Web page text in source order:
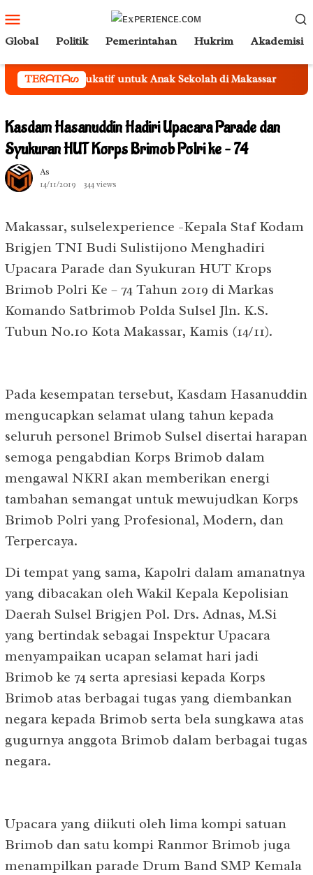
ke
kontenMobile
Global Politik Pemerintahan Hukrim Akademisi
TEᖇᗩTᗩᔕ
Edukatif untuk Anak Sekolah di Makassar Gubernur
Kasdam Hasanuddin Hadiri Upacara Parade dan
Syukuran HUT Korps Brimob Polri ke – 74
As
14/11/2019
344 views
Makassar, sulselexperience -Kepala Staf Kodam
Brigjen TNI Budi Sulistijono Menghadiri
Upacara Parade dan Syukuran HUT Krops
Brimob Polri Ke – 74 Tahun 2019 di Markas
Komando Satbrimob Polda Sulsel Jln. K.S.
Tubun No.10 Kota Makassar, Kamis (14/11).
Pada kesempatan tersebut, Kasdam Hasanuddin
mengucapkan selamat ulang tahun kepada
seluruh personel Brimob Sulsel disertai harapan
semoga pengabdian Korps Brimob dalam
mengawal NKRI akan memberikan energi
tambahan semangat untuk mewujudkan Korps
Brimob Polri yang Profesional, Modern, dan
Terpercaya.
Di tempat yang sama, Kapolri dalam amanatnya
yang dibacakan oleh Wakil Kepala Kepolisian
Daerah Sulsel Brigjen Pol. Drs. Adnas, M.Si
yang bertindak sebagai Inspektur Upacara
menyampaikan ucapan selamat hari jadi
Brimob ke 74 serta apresiasi kepada Korps
Brimob atas berbagai tugas yang diembankan
negara kepada Brimob serta bela sungkawa atas
gugurnya anggota Brimob dalam berbagai tugas
negara.
Upacara yang diikuti oleh lima kompi satuan
Brimob dan satu kompi Ranmor Brimob juga
menampilkan parade Drum Band SMP Kemala